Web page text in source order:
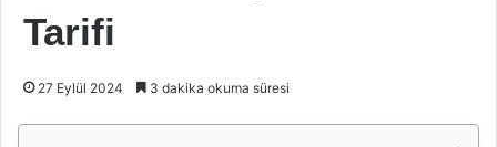
Tarifi
27 Eylül 2024 3 dakika okuma süresi